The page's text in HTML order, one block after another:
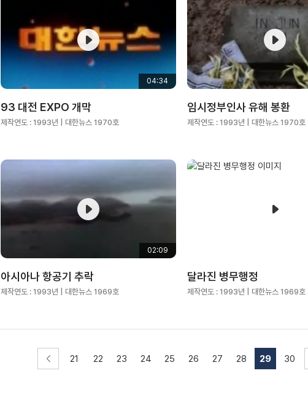
04:34
93 대전 EXPO 개막
제작연도 : 1993년 | 대한뉴스 1970호
임시정부인사 유해 봉환
제작연도 : 1993년 | 대한뉴스 1970호
02:09
아시아나 항공기 추락
제작연도 : 1993년 | 대한뉴스 1969호
달라진 병무행정
제작연도 : 1993년 | 대한뉴스 1969호
21 22 23 24 25 26 27 28 29 30